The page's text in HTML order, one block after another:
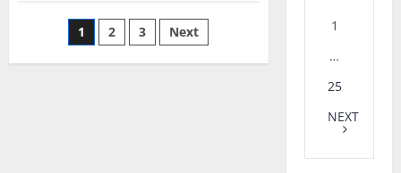
lừa
đảo
DENINEX,
Posts
pagination
1 2 3 Next
1
…
25
NEXT